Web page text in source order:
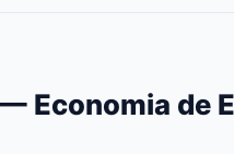
Economia de